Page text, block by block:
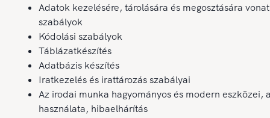
Adatok kezelésére, tárolására és megosztására
szabályok
Kódolási szabályok
Táblázatkészítés
Adatbázis készítés
Iratkezelés és irattározás szabályai
Az irodai munka hagyományos és modern eszközei,
használata, hibaelhárítás